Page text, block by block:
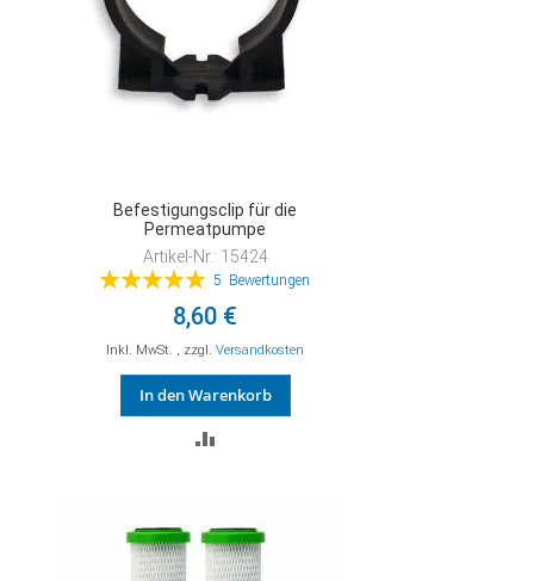
Befestigungsclip für die
Permeatpumpe
Artikel-Nr.: 15424
Bewertung:
5 Bewertungen
8,60 €
Inkl. MwSt. , zzgl.Versandkosten
In den Warenkorb